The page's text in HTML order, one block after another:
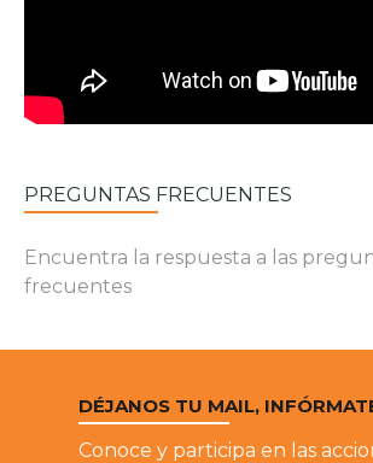
PREGUNTAS FRECUENTES
Encuentra la respuesta a las
frecuentes
DÉJANOS TU MAIL,
Conoce y participa en las